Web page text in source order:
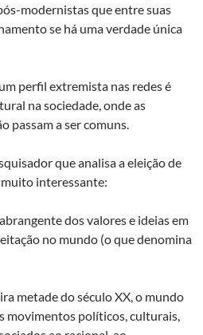
modernistas que entre suas
se há uma verdade única
perfil extremista nas redes é
na sociedade, onde as
passam a ser comuns.
que analisa a eleição de
interessante:
dos valores e ideias em
no mundo (o que denomina
metade do século XX, o mundo
movimentos políticos, culturais,